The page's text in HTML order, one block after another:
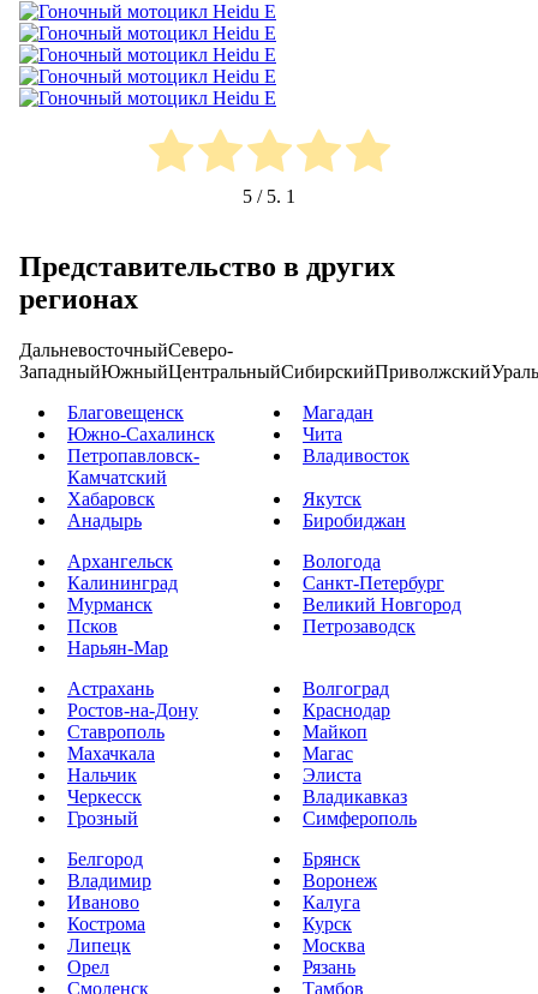
5 / 5. 1
Представительство в других
регионах
ДальневосточныйСеверо-
ЗападныйЮжныйЦентральныйСибирскийПриволжский
Благовещенск
Магадан
Южно-Сахалинск
Чита
Петропавловск-
Камчатский
Владивосток
Хабаровск
Якутск
Анадырь
Биробиджан
Архангельск
Вологода
Калининград
Санкт-Петербург
Мурманск
Великий Новгород
Псков
Петрозаводск
Нарьян-Мар
Астрахань
Волгоград
Ростов-на-Дону
Краснодар
Ставрополь
Майкоп
Махачкала
Магас
Нальчик
Элиста
Черкесск
Владикавказ
Грозный
Симферополь
Белгород
Брянск
Владимир
Воронеж
Иваново
Калуга
Кострома
Курск
Липецк
Москва
Орел
Рязань
Смоленск
Тамбов